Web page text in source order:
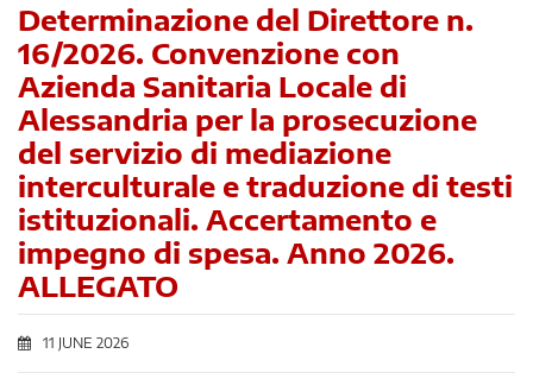
Determinazione del Direttore n.
16/2026. Convenzione con
Azienda Sanitaria Locale di
Alessandria per la prosecuzione
del servizio di mediazione
interculturale e traduzione di testi
istituzionali. Accertamento e
impegno di spesa. Anno 2026.
ALLEGATO
11 JUNE 2026